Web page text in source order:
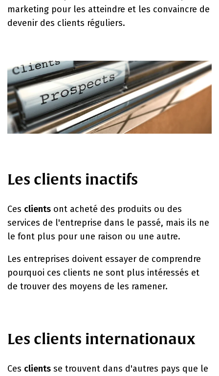
marketing pour les atteindre et les convaincre de
devenir des clients réguliers.
Les clients inactifs
Ces clients ont acheté des produits ou des
services de l'entreprise dans le passé, mais ils ne
le font plus pour une raison ou une autre.
Les entreprises doivent essayer de comprendre
pourquoi ces clients ne sont plus intéressés et
de trouver des moyens de les ramener.
Les clients internationaux
Ces clients se trouvent dans d'autres pays que le